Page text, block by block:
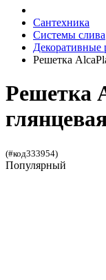
Сантехника
Системы слива
Декоративные
Решетка
Решетка
(#код333954)
Популярный